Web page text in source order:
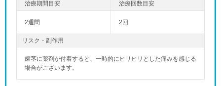
2週間 2回
リスク・副作用
歯茎に薬剤が付着すると、一時的にヒリヒリとした痛みを感じる
場合がございます。